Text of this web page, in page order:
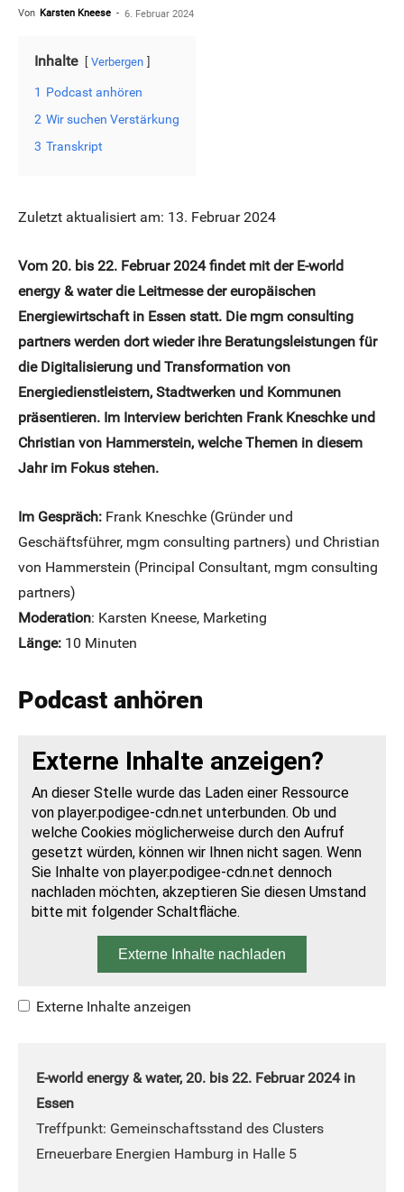
Von Karsten Kneese - 6. Februar 2024
Inhalte Verbergen
1 Podcast anhören
2 Wir suchen Verstärkung
3 Transkript
Zuletzt aktualisiert am: 13. Februar 2024
Vom 20. bis 22. Februar 2024 findet mit der E-world
energy & water die Leitmesse der europäischen
Energiewirtschaft in Essen statt. Die mgm consulting
partners werden dort wieder ihre Beratungsleistungen für
die Digitalisierung und Transformation von
Energiedienstleistern, Stadtwerken und Kommunen
präsentieren. Im Interview berichten Frank Kneschke und
Christian von Hammerstein, welche Themen in diesem
Jahr im Fokus stehen.
Im Gespräch: Frank Kneschke (Gründer und
Geschäftsführer, mgm consulting partners) und Christian
von Hammerstein (Principal Consultant, mgm consulting
partners)
Moderation: Karsten Kneese, Marketing
Länge: 10 Minuten
Podcast anhören
Externe Inhalte anzeigen
E-world energy & water, 20. bis 22. Februar 2024 in
Essen
Treffpunkt: Gemeinschaftsstand des Clusters
Erneuerbare Energien Hamburg in Halle 5